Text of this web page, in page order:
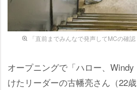
「直前までみんなで発声してMCの確
オープニングで「ハロー、
けたリーダーの古幡亮さん（22